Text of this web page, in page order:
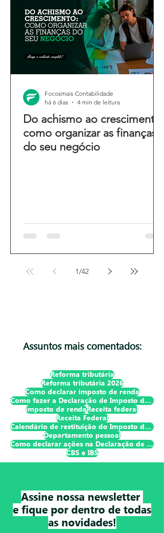
Do achismo ao crescimento:
como organizar as finanças
do seu negócio
Focosmais Contabilidade
há 6 dias
4 min de leitura
1/42
Assuntos mais comentados:
Reforma tributária
Reforma tributária 2026
Como declarar imposto de renda
Como fazer a Declaração de Imposto de Renda Pessoa Física?
imposto de rendaReceita federal
Receita Federal
Calendário de restituição do Imposto de Renda
Departamento pessoal
Como declarar ações na Declaração de Imposto de Renda Pessoa Física?
CBS e IBS
Assine nossa newsletter
e fique por dentro de todas
as novidades!